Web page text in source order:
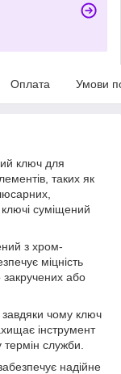
Оплата Умови
ключ для
таких як
суміщений
з хром-
міцність
закручених або
чому ключ
інструмент
термін служби.
надійне